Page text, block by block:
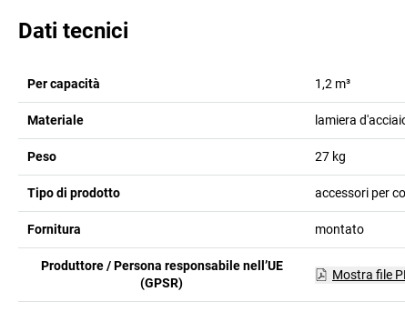
Dati tecnici
Per capacità 1,2 m³
Materiale lamiera
Peso 27 kg
Tipo di prodotto accessori per
Fornitura montato
Produttore / Persona responsabile nell’UE
(GPSR)
Mostra file